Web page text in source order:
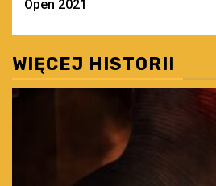
Open 2021
WIĘCEJ HISTORII